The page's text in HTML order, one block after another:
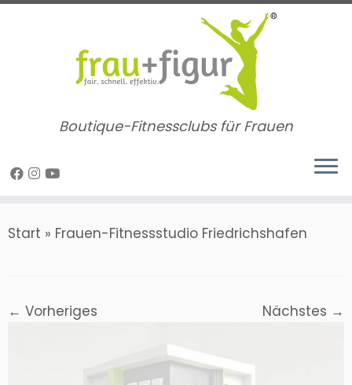
Zum
Boutique-Fitnessclubs für Frauen
Start » Frauen-Fitnessstudio Friedrichshafen
← Vorheriges Nächstes →